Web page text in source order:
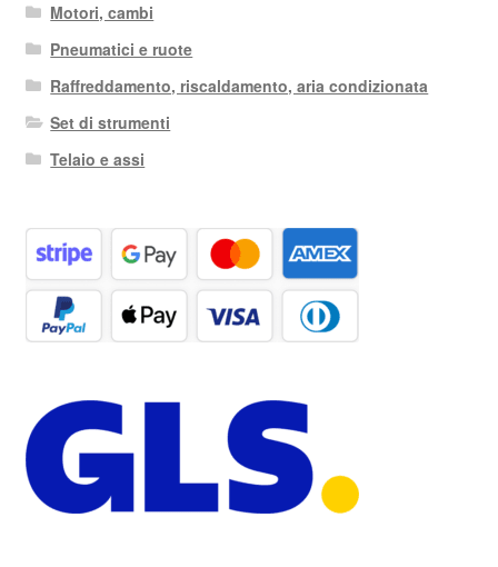
Motori, cambi
Pneumatici e ruote
Raffreddamento, riscaldamento, aria condizionata
Set di strumenti
Telaio e assi